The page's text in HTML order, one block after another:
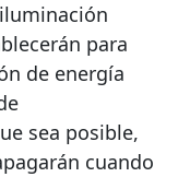
para
de energía
sea posible,
cuando